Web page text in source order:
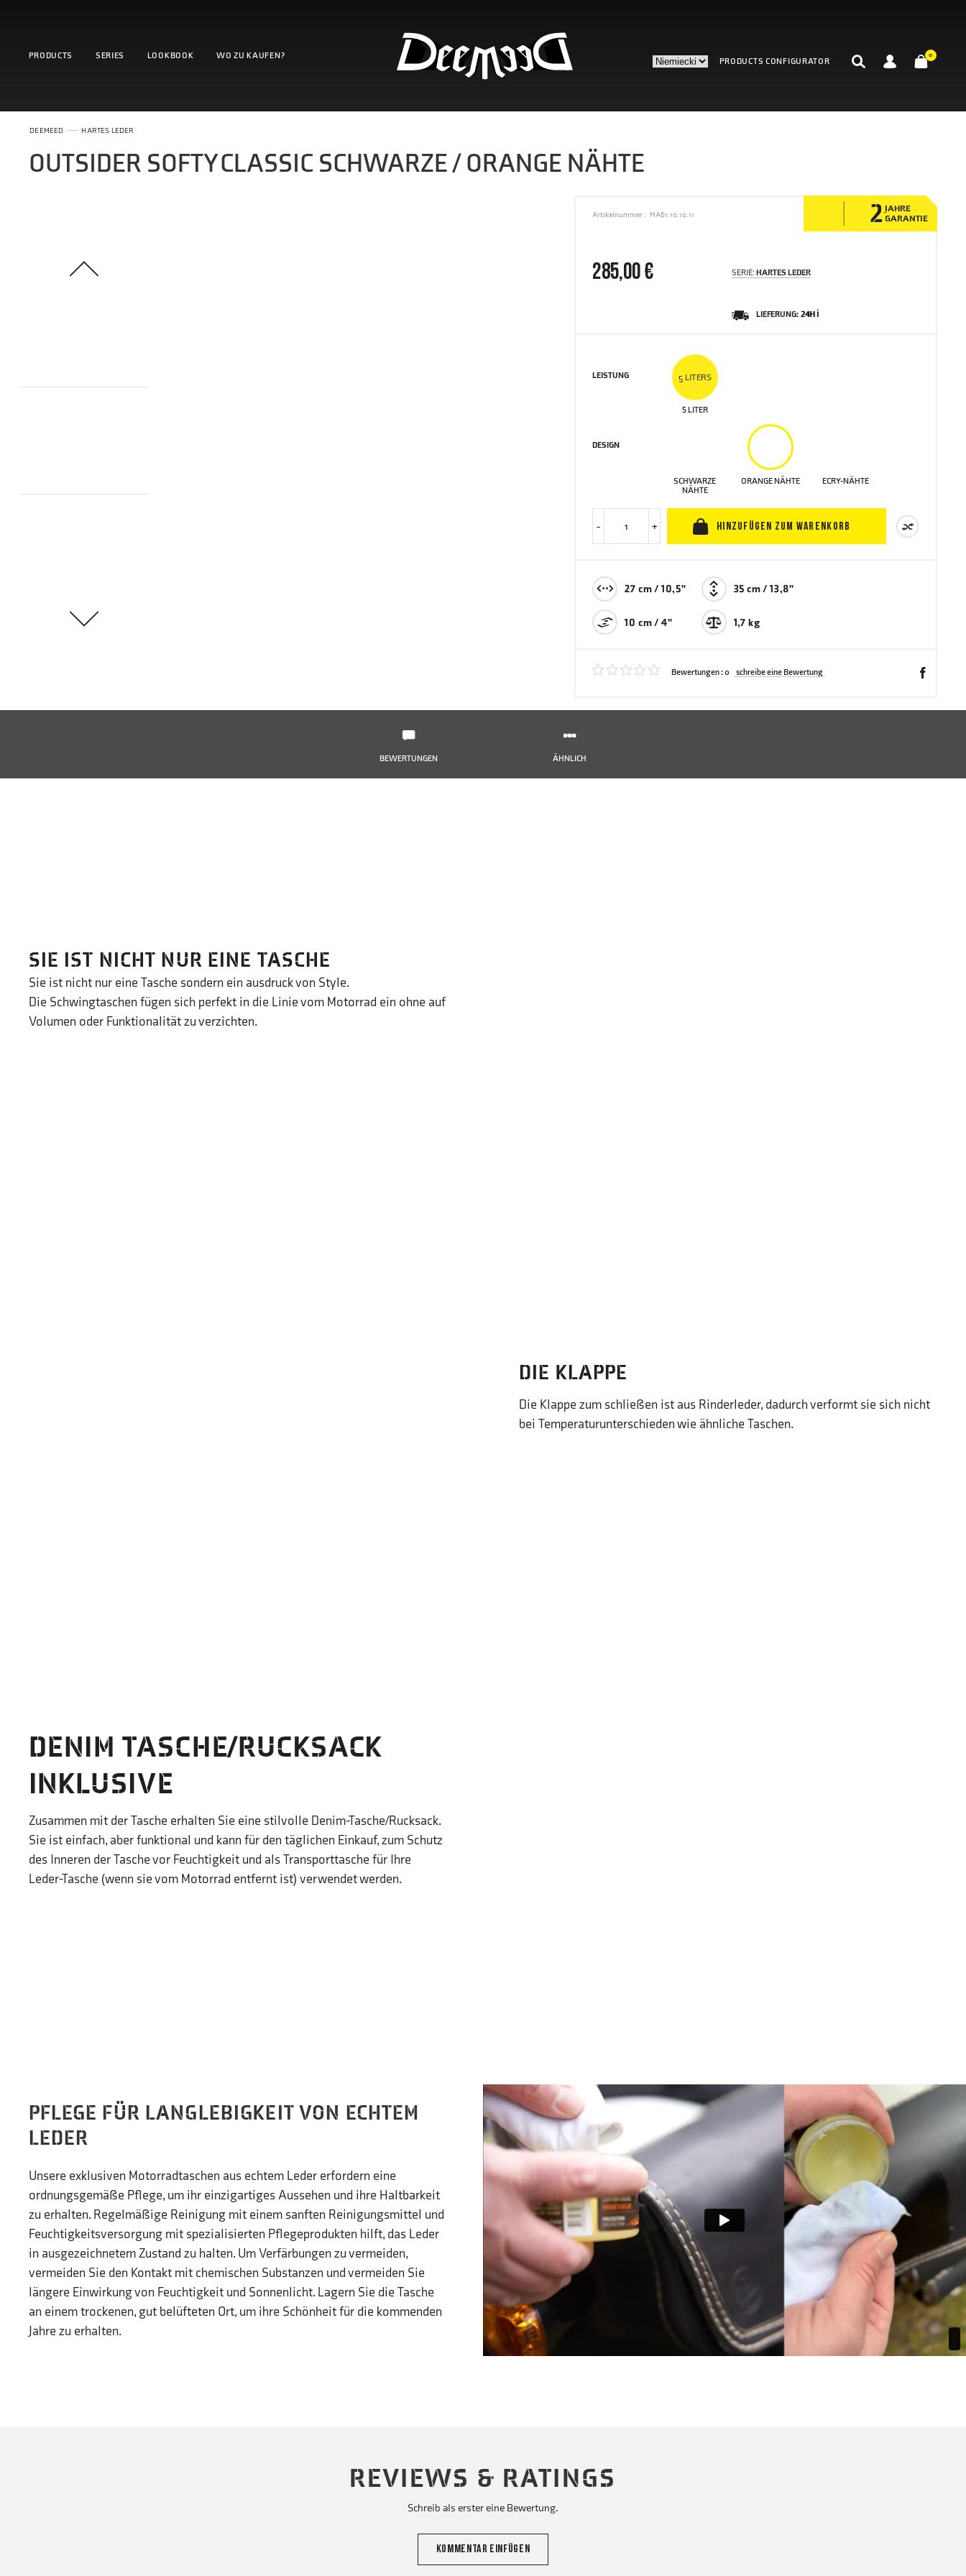
PRODUCTS SERIES LOOKBOOK WO ZU KAUFEN?
PRODUCTS CONFIGURATOR
0
DEEMEED HARTES LEDER
OUTSIDER SOFTY CLASSIC SCHWARZE / ORANGE NÄHTE
Artikelnummer : MA61.10.10.11 2 JAHRE
GARANTIE
285,00 € SERIE:HARTES LEDER
LIEFERUNG: 24H ℹ
LEISTUNG 5 LITERS
5 LITER
DESIGN
SCHWARZE
NÄHTE
ORANGE NÄHTE ECRY-NÄHTE
- + HINZUFÜGEN ZUM WARENKORB
27 cm / 10,5" 35 cm / 13,8"
10 cm / 4" 1,7 kg
Bewertungen :0 schreibe eine Bewertung
BEWERTUNGEN ÄHNLICH
SIE IST NICHT NUR EINE TASCHE
Sie ist nicht nur eine Tasche sondern ein ausdruck von Style.
Die Schwingtaschen fügen sich perfekt in die Linie vom Motorrad ein ohne auf
Volumen oder Funktionalität zu verzichten.
DIE KLAPPE
Die Klappe zum schließen ist aus Rinderleder, dadurch verformt sie sich nicht
bei Temperaturunterschieden wie ähnliche Taschen.
DENIM TASCHE/RUCKSACK
INKLUSIVE
Zusammen mit der Tasche erhalten Sie eine stilvolle Denim-Tasche/Rucksack.
Sie ist einfach, aber funktional und kann für den täglichen Einkauf, zum Schutz
des Inneren der Tasche vor Feuchtigkeit und als Transporttasche für Ihre
Leder-Tasche (wenn sie vom Motorrad entfernt ist) verwendet werden.
PFLEGE FÜR LANGLEBIGKEIT VON ECHTEM
LEDER
Unsere exklusiven Motorradtaschen aus echtem Leder erfordern eine
ordnungsgemäße Pflege, um ihr einzigartiges Aussehen und ihre Haltbarkeit
zu erhalten. Regelmäßige Reinigung mit einem sanften Reinigungsmittel und
Feuchtigkeitsversorgung mit spezialisierten Pflegeprodukten hilft, das Leder
in ausgezeichnetem Zustand zu halten. Um Verfärbungen zu vermeiden,
vermeiden Sie den Kontakt mit chemischen Substanzen und vermeiden Sie
längere Einwirkung von Feuchtigkeit und Sonnenlicht. Lagern Sie die Tasche
an einem trockenen, gut belüfteten Ort, um ihre Schönheit für die kommenden
Jahre zu erhalten.
REVIEWS & RATINGS
Schreib als erster eine Bewertung.
KOMMENTAR EINFÜGEN